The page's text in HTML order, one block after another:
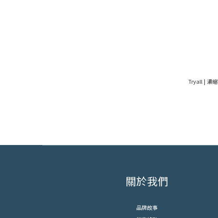
Tryall | 濃
關於我們
品牌故事